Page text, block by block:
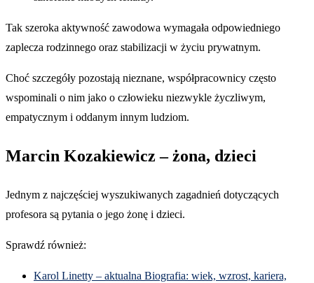
Tak szeroka aktywność zawodowa wymagała odpowiedniego
zaplecza rodzinnego oraz stabilizacji w życiu prywatnym.
Choć szczegóły pozostają nieznane, współpracownicy często
wspominali o nim jako o człowieku niezwykle życzliwym,
empatycznym i oddanym innym ludziom.
Marcin Kozakiewicz – żona, dzieci
Jednym z najczęściej wyszukiwanych zagadnień dotyczących
profesora są pytania o jego żonę i dzieci.
Sprawdź również:
Karol Linetty – aktualna Biografia: wiek, wzrost, kariera,